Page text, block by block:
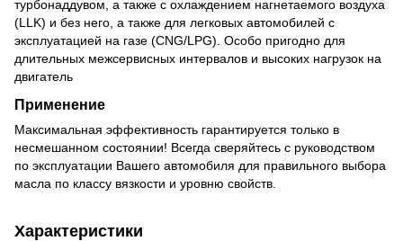
турбонаддувом, а также с охлаждением нагнетаемого воздуха
(LLK) и без него, а также для легковых автомобилей с
эксплуатацией на газе (CNG/LPG). Особо пригодно для
длительных межсервисных интервалов и высоких нагрузок на
двигатель
Применение
Максимальная эффективность гарантируется только в
несмешанном состоянии! Всегда сверяйтесь с руководством
по эксплуатации Вашего автомобиля для правильного выбора
масла по классу вязкости и уровню свойств.
Характеристики